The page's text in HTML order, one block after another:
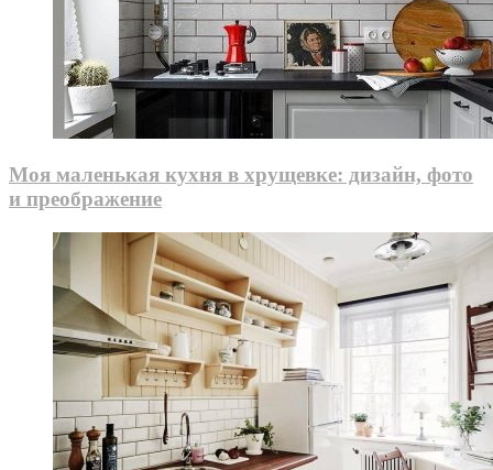
Моя маленькая кухня в хрущевке: дизайн, фото
и преображение